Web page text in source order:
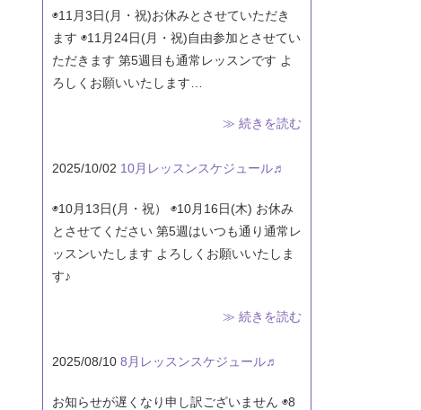
◉11月3日(月・祝)お休みとさせていただき
ます ◉11月24日(月・祝)自由参加とさせてい
ただきます 第5週目も通常レッスンです よ
ろしくお願いいたします…
≫ 続きを読む
2025/10/02 10月レッスンスケジュール♬
◉10月13日(月・祝） ◉10月16日(木) お休み
とさせてください 第5週はいつも通り通常レ
ッスンいたします よろしくお願いいたしま
す♪
≫ 続きを読む
2025/08/10 8月レッスンスケジュール♬
お知らせが遅くなり申し訳ございません ◉8